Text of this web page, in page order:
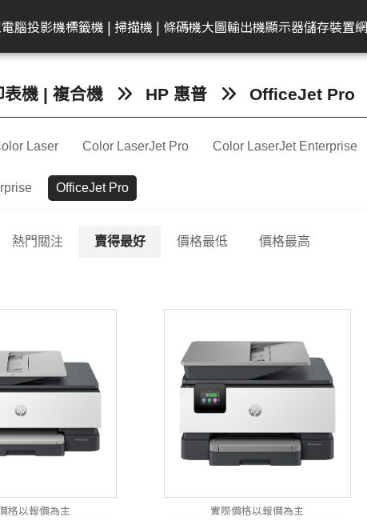
Canon 佳能
其他耗材
墨水匣
碳粉匣
感光滾筒
Epson 愛普生
感光滾筒
連續供墨墨水瓶
標籤帶
Pantum
碳粉匣
鼓組件
Canon 佳能
彩色噴墨印表機
雷射多功能複合機
噴墨商用複合機
Epson 愛普生
雷射印表機
噴墨印表機
點陣印表機
電腦零件組
AMD 美商超微
桌上型主機
DELL 戴爾
HP 惠普
Lenovo 聯想
精簡型
HP
腦
HP 惠普
OmniBook
OMEN
EliteBook
MSI 微星
筆電
電競掌機
Apple
MacBook Air
MacBook Pro
投影機
碁
LG
CineBeam
ProBeam
BenQ 明碁
投影機
Epson 愛普生
商務應用投影
高階工程投影機
標籤機 | 掃描機 | 條碼機
Canon 佳能
文件掃描器
平台式掃描器
Brother 兄弟
快速列印標籤機
家居及小型辦公室標籤
大圖輸出機
Canon 佳能
24吋(A1 )
36-42吋(A0 )
Epson 愛
影像繪
廣告大
顯示器
器周邊
MSI 微星
平面商務螢幕
亮麗旋轉螢幕
電競螢幕
攜帶型顯示器
Philips 飛利浦
專業顯示器
工
家
幕
HP顯示器
Full HD & QHD螢幕
UltraFine高畫質編輯
螢幕
UltraWide多工作業螢
UltraGear專業電競螢
儲存裝置
碟(SSD)
Transcend 創見
內接式固態硬碟
外接式固態硬碟
行動固態硬碟
記憶卡
工業用記憶卡
Gigastone 立達
固態硬碟
記憶體
柯達
框
外接式硬碟
MSI 微星
Performance
Mainstream
Small Business
Edgecore 鈺登
無線基地台
交換器
無
無
海能達對講機
雙模對講機
無線車載台
雙模中繼台
數位對講機
Linksys
路由器
Mercusys 水星
LTE 路由器
USB 無線網卡
表機 | 複合機 HP 惠普 OfficeJet Pro
Laser Color LaserJet Pro Color LaserJet Enterprise
OfficeJet Pro
熱門關注 賣得最好 價格最低 價格最高
格以報價為主 實際價格以報價為主